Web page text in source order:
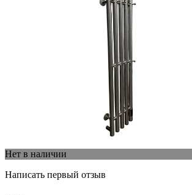
Нет в наличии
Написать первый отзыв